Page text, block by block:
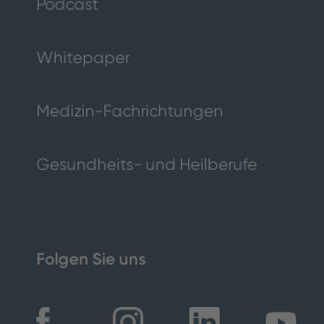
Podcast
Whitepaper
Medizin-Fachrichtungen
Gesundheits- und Heilberufe
Folgen Sie uns